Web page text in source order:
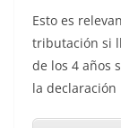
Esto es
tributación si
de los 4 años
la